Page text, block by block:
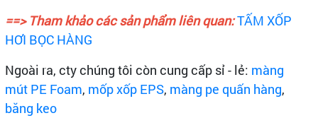
==> Tham khảo các sản phẩm liên quan:TẤM XỐP
HƠI BỌC HÀNG
Ngoài ra, cty chúng tôi còn cung cấp sỉ - lẻ: màng
mút PE Foam, mốp xốp EPS, màng pe quấn hàng,
băng keo